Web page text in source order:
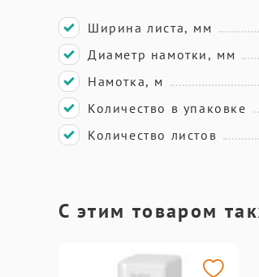
Ширина листа, мм
Диаметр намотки, мм
Намотка, м
Количество в упаковке
Количество листов
С этим товаром